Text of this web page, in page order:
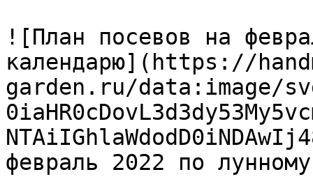
![План посевов на
календарю](https://
garden.ru/data:image/
февраль 2022 по